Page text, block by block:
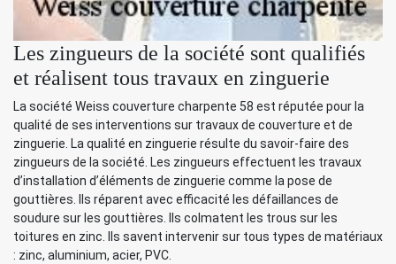
Les zingueurs de la société sont qualifiés
et réalisent tous travaux en zinguerie
La société Weiss couverture charpente 58 est réputée pour la
qualité de ses interventions sur travaux de couverture et de
zinguerie. La qualité en zinguerie résulte du savoir-faire des
zingueurs de la société. Les zingueurs effectuent les travaux
d’installation d’éléments de zinguerie comme la pose de
gouttières. Ils réparent avec efficacité les défaillances de
soudure sur les gouttières. Ils colmatent les trous sur les
toitures en zinc. Ils savent intervenir sur tous types de matériaux
: zinc, aluminium, acier, PVC.